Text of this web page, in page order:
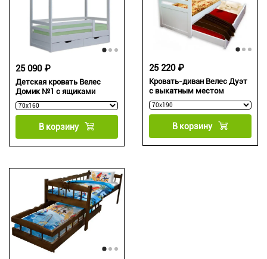
Детская кровать Велес
Домик №1 с ящиками
25 090 ₽
В корзину
Кровать-диван Велес Дуэт
с выкатным местом
25 220 ₽
В корзину